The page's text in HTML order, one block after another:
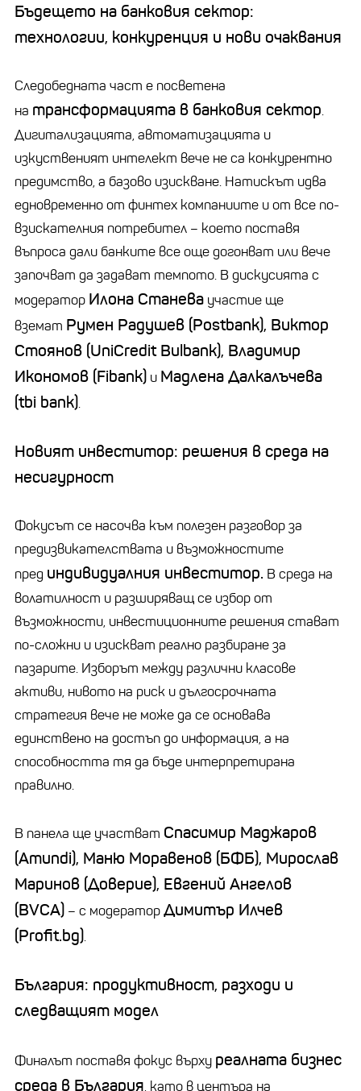
Бъдещето на банковия сектор:
технологии, конкуренция и нови очаквания
Следобедната част е посветена
на трансформацията в банковия сектор.
Дигитализацията, автоматизацията и
изкуственият интелект вече не са конкурентно
предимство, а базово изискване. Натискът идва
едновременно от финтех компаниите и от все по-
взискателния потребител – което поставя
въпроса дали банките все още догонват или вече
започват да задават темпото. В дискусията с
модератор Илона Станева участие ще
вземат Румен Радушев (Postbank), Виктор
Стоянов (UniCredit Bulbank), Владимир
Икономов (Fibank) и Мадлена Далкалъчева
(tbi bank).
Новият инвеститор: решения в среда на
несигурност
Фокусът се насочва към полезен разговор за
предизвикателствата и възможностите
пред индивидуалния инвеститор. В среда на
волатилност и разширяващ се избор от
възможности, инвестиционните решения стават
по-сложни и изискват реално разбиране за
пазарите. Изборът между различни класове
активи, нивото на риск и дългосрочната
стратегия вече не може да се основава
единствено на достъп до информация, а на
способността тя да бъде интерпретирана
правилно.
В панела ще участват Спасимир Маджаров
(Amundi), Маню Моравенов (БФБ), Мирослав
Маринов (Доверие), Евгений Ангелов
(BVCA) – с модераторДимитър Илчев
(Profit.bg).
България: продуктивност, разходи и
следващият модел
Финалът поставя фокус върху реалната бизнес
среда в България, като в центъра на